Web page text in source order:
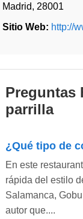
Madrid, 28001
Sitio Web: http://
Preguntas
parrilla
¿Qué tipo de
En este
rápida del estilo
Salamanca,
autor que....